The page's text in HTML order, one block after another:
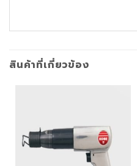
สินค้าที่เกี่ยวข้อง